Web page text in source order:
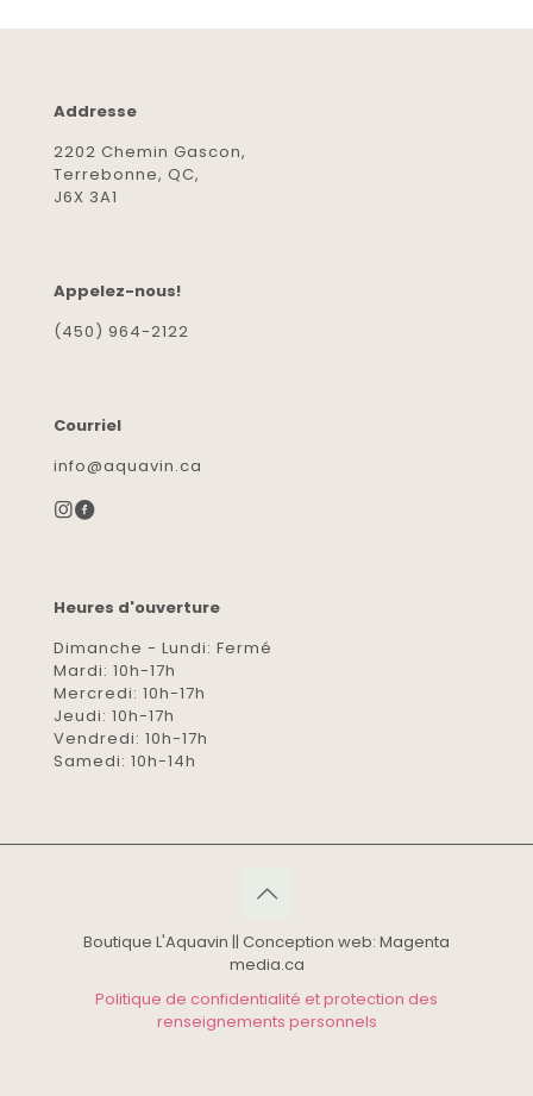
Addresse
2202 Chemin Gascon,
Terrebonne, QC,
J6X 3A1
Appelez-nous!
(450) 964-2122
Courriel
info@aquavin.ca
Heures d'ouverture
Dimanche - Lundi: Fermé
Mardi: 10h-17h
Mercredi: 10h-17h
Jeudi: 10h-17h
Vendredi: 10h-17h
Samedi: 10h-14h
Boutique L'Aquavin || Conception web: Magenta
media.ca
Politique de confidentialité et protection des
renseignements personnels